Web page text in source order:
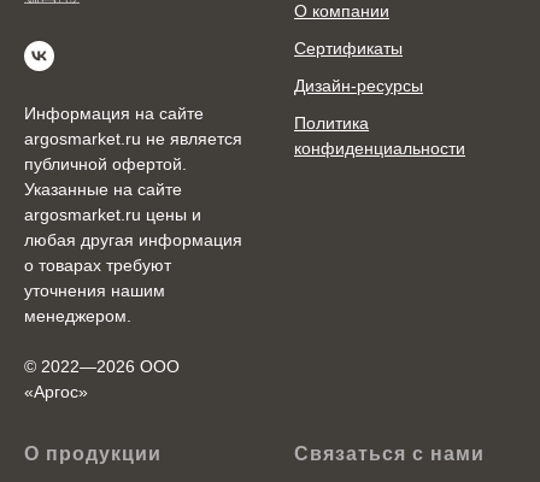
Информация на сайте
argosmarket.ru не является
публичной офертой.
Указанные на сайте
argosmarket.ru цены и
любая другая информация
о товарах требуют
уточнения нашим
менеджером.
© 2022—2026 ООО
«Аргоc»
О компании
Сертификаты
Дизайн-ресурсы
Политика
конфиденциальности
О продукции Связаться с нами